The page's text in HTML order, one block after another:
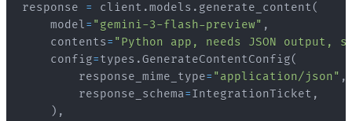
response = client .models . generate_content(
    model
= "gemini-3-flash-preview" ,
    contents
= "Python app, needs JSON output,
    config
=types .GenerateContentConfig(
        response_mime_type
= "application/json" ,
        response_schema
=IntegrationTicket ,
) ,